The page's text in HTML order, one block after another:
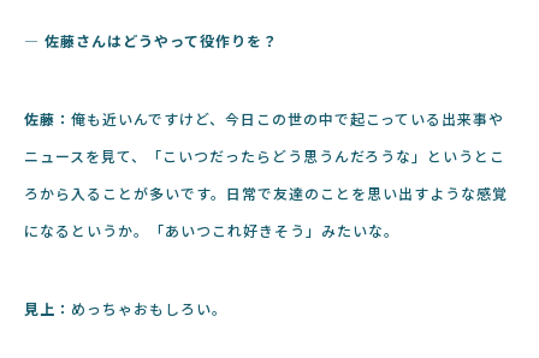
― 佐藤さんはどうやって役作りを？
佐藤： 俺も近いんですけど、今日この世の中で起こっている出来事や
ニュースを見て、「こいつだったらどう思うんだろうな」というとこ
ろから入ることが多いです。日常で友達のことを思い出すような感覚
になるというか。「あいつこれ好きそう」みたいな。
見上： めっちゃおもしろい。